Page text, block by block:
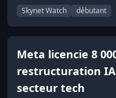
Skynet Watch débutant
Meta licencie 8
restructuration
secteur tech